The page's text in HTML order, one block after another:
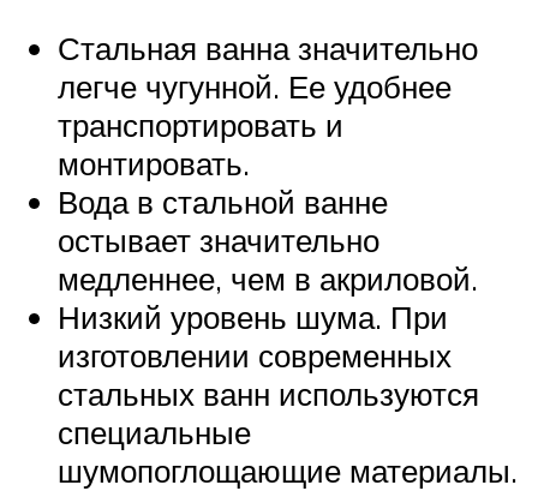
Стальная ванна значительно
легче чугунной. Ее удобнее
транспортировать и
монтировать.
Вода в стальной ванне
остывает значительно
медленнее, чем в акриловой.
Низкий уровень шума. При
изготовлении современных
стальных ванн используются
специальные
шумопоглощающие материалы.